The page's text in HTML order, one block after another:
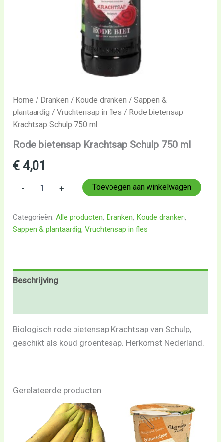
Home / Dranken / Koude dranken /Sappen &
plantaardig /Vruchtensap in fles / Rode bietensap
Krachtsap Schulp 750 ml
Rode bietensap Krachtsap Schulp 750 ml
€ 4,01
- + Toevoegen aan winkelwagen
Categorieën:Alle producten, Dranken, Koude dranken,
Sappen & plantaardig,Vruchtensap in fles
Beschrijving
Biologisch rode bietensap Krachtsap van Schulp,
geschikt als koud groentesap. Herkomst Nederland.
Gerelateerde producten